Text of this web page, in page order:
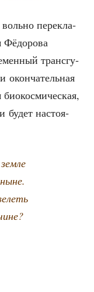
пере­кла­
транс­гу­
окон­ча­тель­ная
будет насто­я­